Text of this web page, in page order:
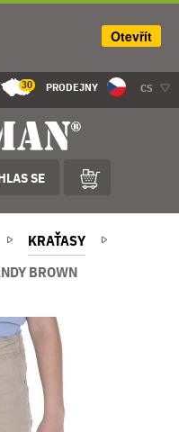
30 PRODEJNY CS
SE
KRAŤASY
BROWN
Otevřít